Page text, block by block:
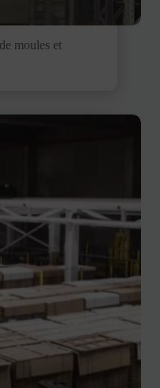
moules et